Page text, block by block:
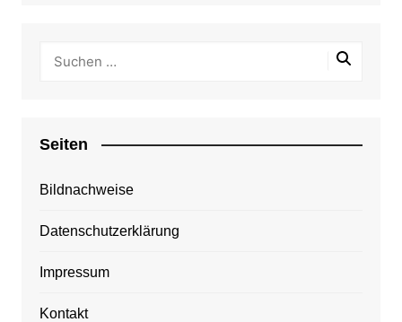
Seiten
Bildnachweise
Datenschutzerklärung
Impressum
Kontakt